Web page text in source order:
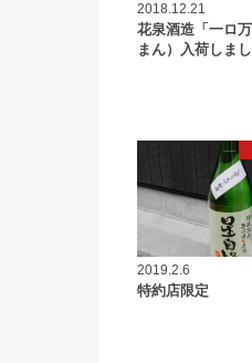
2018.12.21
花泉酒造「一ロ
まん）入荷しまし
2019.2.6
特約店限定